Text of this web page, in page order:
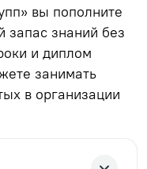
вы пополните
запас знаний без
и диплом
занимать
в организации